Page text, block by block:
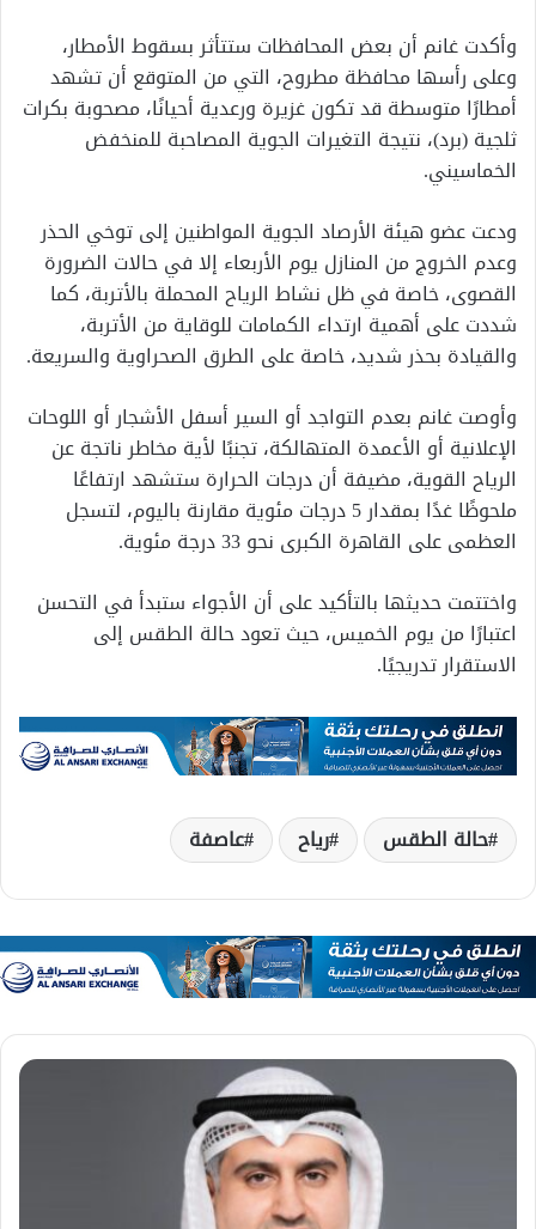
وأكدت غانم أن بعض المحافظات ستتأثر بسقوط الأمطار،
وعلى رأسها محافظة مطروح، التي من المتوقع أن تشهد
أمطارًا متوسطة قد تكون غزيرة ورعدية أحيانًا، مصحوبة بكرات
ثلجية (برد)، نتيجة التغيرات الجوية المصاحبة للمنخفض
الخماسيني.
ودعت عضو هيئة الأرصاد الجوية المواطنين إلى توخي الحذر
وعدم الخروج من المنازل يوم الأربعاء إلا في حالات الضرورة
القصوى، خاصة في ظل نشاط الرياح المحملة بالأتربة، كما
شددت على أهمية ارتداء الكمامات للوقاية من الأتربة،
والقيادة بحذر شديد، خاصة على الطرق الصحراوية والسريعة.
وأوصت غانم بعدم التواجد أو السير أسفل الأشجار أو اللوحات
الإعلانية أو الأعمدة المتهالكة، تجنبًا لأية مخاطر ناتجة عن
الرياح القوية، مضيفة أن درجات الحرارة ستشهد ارتفاعًا
ملحوظًا غدًا بمقدار 5 درجات مئوية مقارنة باليوم، لتسجل
العظمى على القاهرة الكبرى نحو 33 درجة مئوية.
واختتمت حديثها بالتأكيد على أن الأجواء ستبدأ في التحسن
اعتبارًا من يوم الخميس، حيث تعود حالة الطقس إلى
الاستقرار تدريجيًا.
حالة الطقس رياح عاصفة